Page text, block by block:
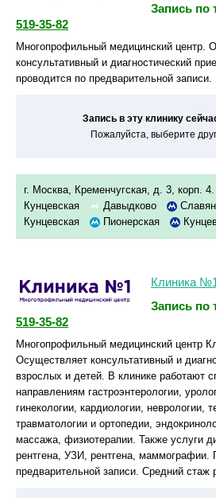
Запись по
519-35-82
Многопрофильный медицинский центр.
консультативный и диагностический
проводится по предварительной записи.
Запись в эту клинику
Пожалуйста, выберите
г. Москва, Кременчугская, д. 3, корп. 4.
Кунцевская
Давыдково
Кунцевская
Пионерская
Клиника
Запись по
519-35-82
Многопрофильный медицинский центр
Осуществляет консультативный и
взрослых и детей. В клинике работают
направлениям гастроэнтерологии,
гинекологии, кардиологии, неврологии,
травматологии и ортопедии,
массажа, физиотерапии. Также услуги
рентгена, УЗИ, рентгена, маммографии.
предварительной записи. Средний стаж